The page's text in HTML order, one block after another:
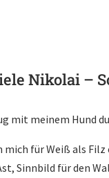
Nikolai –
mit meinem Hund
mich für Weiß als
Sinnbild für den